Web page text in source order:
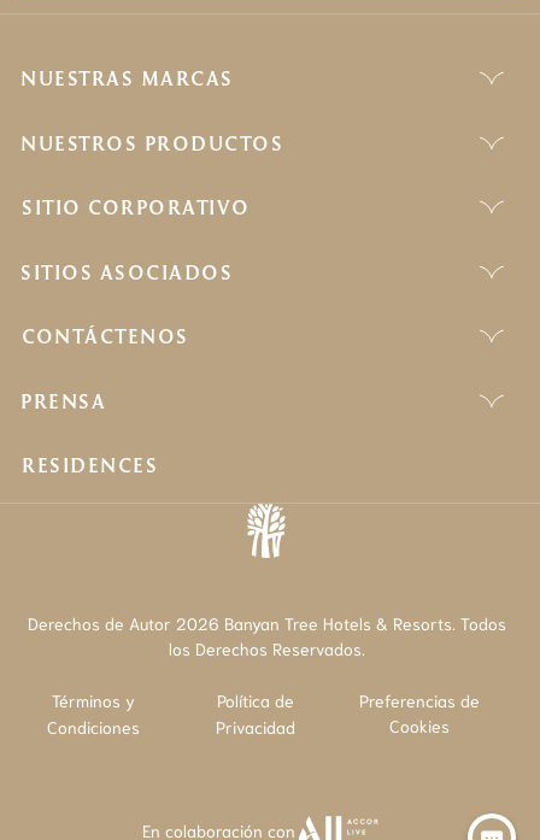
NUESTRAS MARCAS
NUESTROS PRODUCTOS
SITIO CORPORATIVO
SITIOS ASOCIADOS
CONTÁCTENOS
PRENSA
RESIDENCES
Derechos de Autor 2026 Banyan Tree Hotels & Resorts. Todos
los Derechos Reservados.
Términos y
Condiciones
Política de
Privacidad
Preferencias de
Cookies
En colaboración con